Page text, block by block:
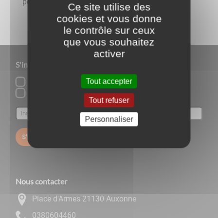
permet de :proposer ...
S'inscrire à notre newsletter
Lettre d'information par défaut
S'inscrire
Nous contacter
Place d'Armes 21130 Auxonne
0644060830
Ce site utilise des
cookies et vous donne
le contrôle sur ceux
que vous souhaitez
activer
Tout accepter
Tout refuser
Personnaliser